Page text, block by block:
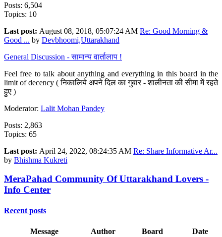
Posts: 6,504
Topics: 10
Last post: August 08, 2018, 05:07:24 AM Re: Good Morning &
Good ... by Devbhoomi,Uttarakhand
General Discussion - सामान्य वार्तालाप !
Feel free to talk about anything and everything in this board in the
limit of decency ( निकालिये अपने दिल का गुबार - शालीनता की सीमा में रहते
हुए )
Moderator: Lalit Mohan Pandey
Posts: 2,863
Topics: 65
Last post: April 24, 2022, 08:24:35 AM Re: Share Informative Ar...
by Bhishma Kukreti
MeraPahad Community Of Uttarakhand Lovers -
Info Center
Recent posts
Message Author Board Date